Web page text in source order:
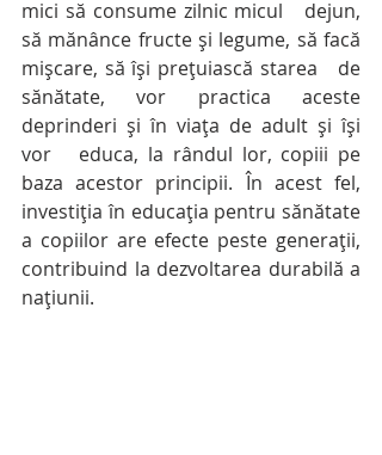
mici să consume zilnic micul   dejun,
să mănânce fructe și legume, să facă
mișcare, să își prețuiască starea   de
sănătate, vor practica aceste
deprinderi și în viața de adult și își
vor   educa, la rândul lor, copiii pe
baza acestor principii. În acest fel,
investiția în educația pentru sănătate
a copiilor are efecte peste generații,
contribuind la dezvoltarea durabilă a
națiunii.